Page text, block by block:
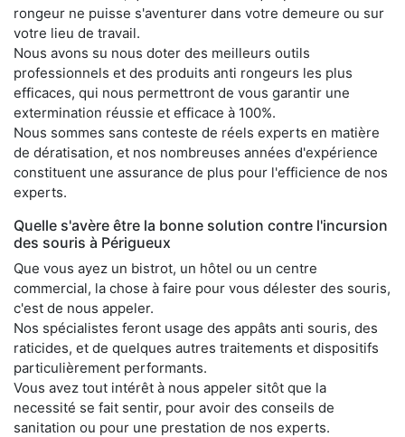
rongeur ne puisse s'aventurer dans votre demeure ou sur
votre lieu de travail.
Nous avons su nous doter des meilleurs outils
professionnels et des produits anti rongeurs les plus
efficaces, qui nous permettront de vous garantir une
extermination réussie et efficace à 100%.
Nous sommes sans conteste de réels experts en matière
de dératisation, et nos nombreuses années d'expérience
constituent une assurance de plus pour l'efficience de nos
experts.
Quelle s'avère être la bonne solution contre l'incursion
des souris à Périgueux
Que vous ayez un bistrot, un hôtel ou un centre
commercial, la chose à faire pour vous délester des souris,
c'est de nous appeler.
Nos spécialistes feront usage des appâts anti souris, des
raticides, et de quelques autres traitements et dispositifs
particulièrement performants.
Vous avez tout intérêt à nous appeler sitôt que la
necessité se fait sentir, pour avoir des conseils de
sanitation ou pour une prestation de nos experts.